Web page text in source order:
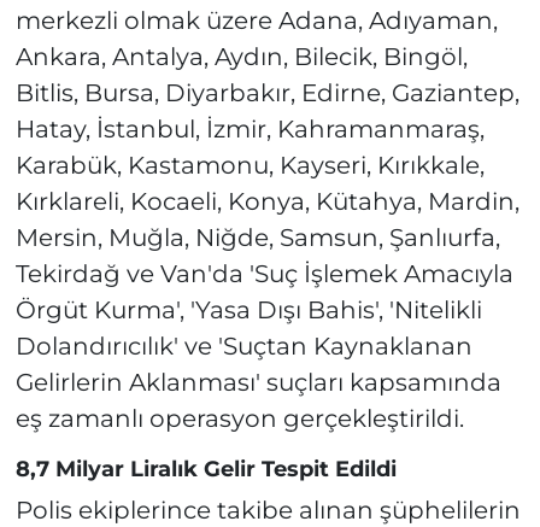
merkezli olmak üzere Adana, Adıyaman,
Ankara, Antalya, Aydın, Bilecik, Bingöl,
Bitlis, Bursa, Diyarbakır, Edirne, Gaziantep,
Hatay, İstanbul, İzmir, Kahramanmaraş,
Karabük, Kastamonu, Kayseri, Kırıkkale,
Kırklareli, Kocaeli, Konya, Kütahya, Mardin,
Mersin, Muğla, Niğde, Samsun, Şanlıurfa,
Tekirdağ ve Van'da 'Suç İşlemek Amacıyla
Örgüt Kurma', 'Yasa Dışı Bahis', 'Nitelikli
Dolandırıcılık' ve 'Suçtan Kaynaklanan
Gelirlerin Aklanması' suçları kapsamında
eş zamanlı operasyon gerçekleştirildi.
8,7 Milyar Liralık Gelir Tespit Edildi
Polis ekiplerince takibe alınan şüphelilerin